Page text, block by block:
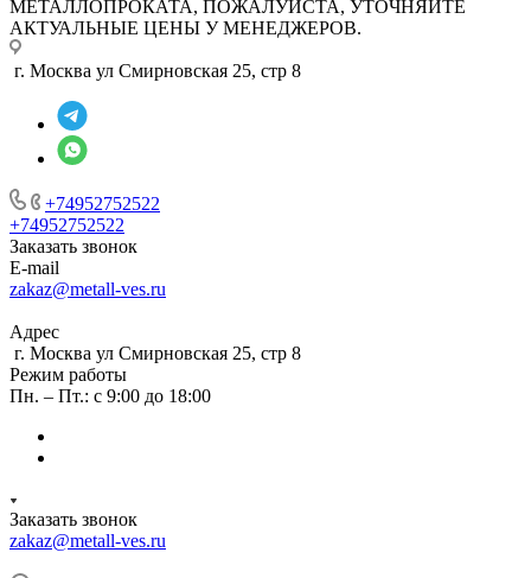
МЕТАЛЛОПРОКАТА, ПОЖАЛУЙСТА, УТОЧНЯЙТЕ
АКТУАЛЬНЫЕ ЦЕНЫ У МЕНЕДЖЕРОВ.
г. Москва ул Смирновская 25, стр 8
+74952752522
+74952752522
Заказать звонок
E-mail
zakaz@metall-ves.ru
Адрес
г. Москва ул Смирновская 25, стр 8
Режим работы
Пн. – Пт.: с 9:00 до 18:00
Заказать звонок
zakaz@metall-ves.ru